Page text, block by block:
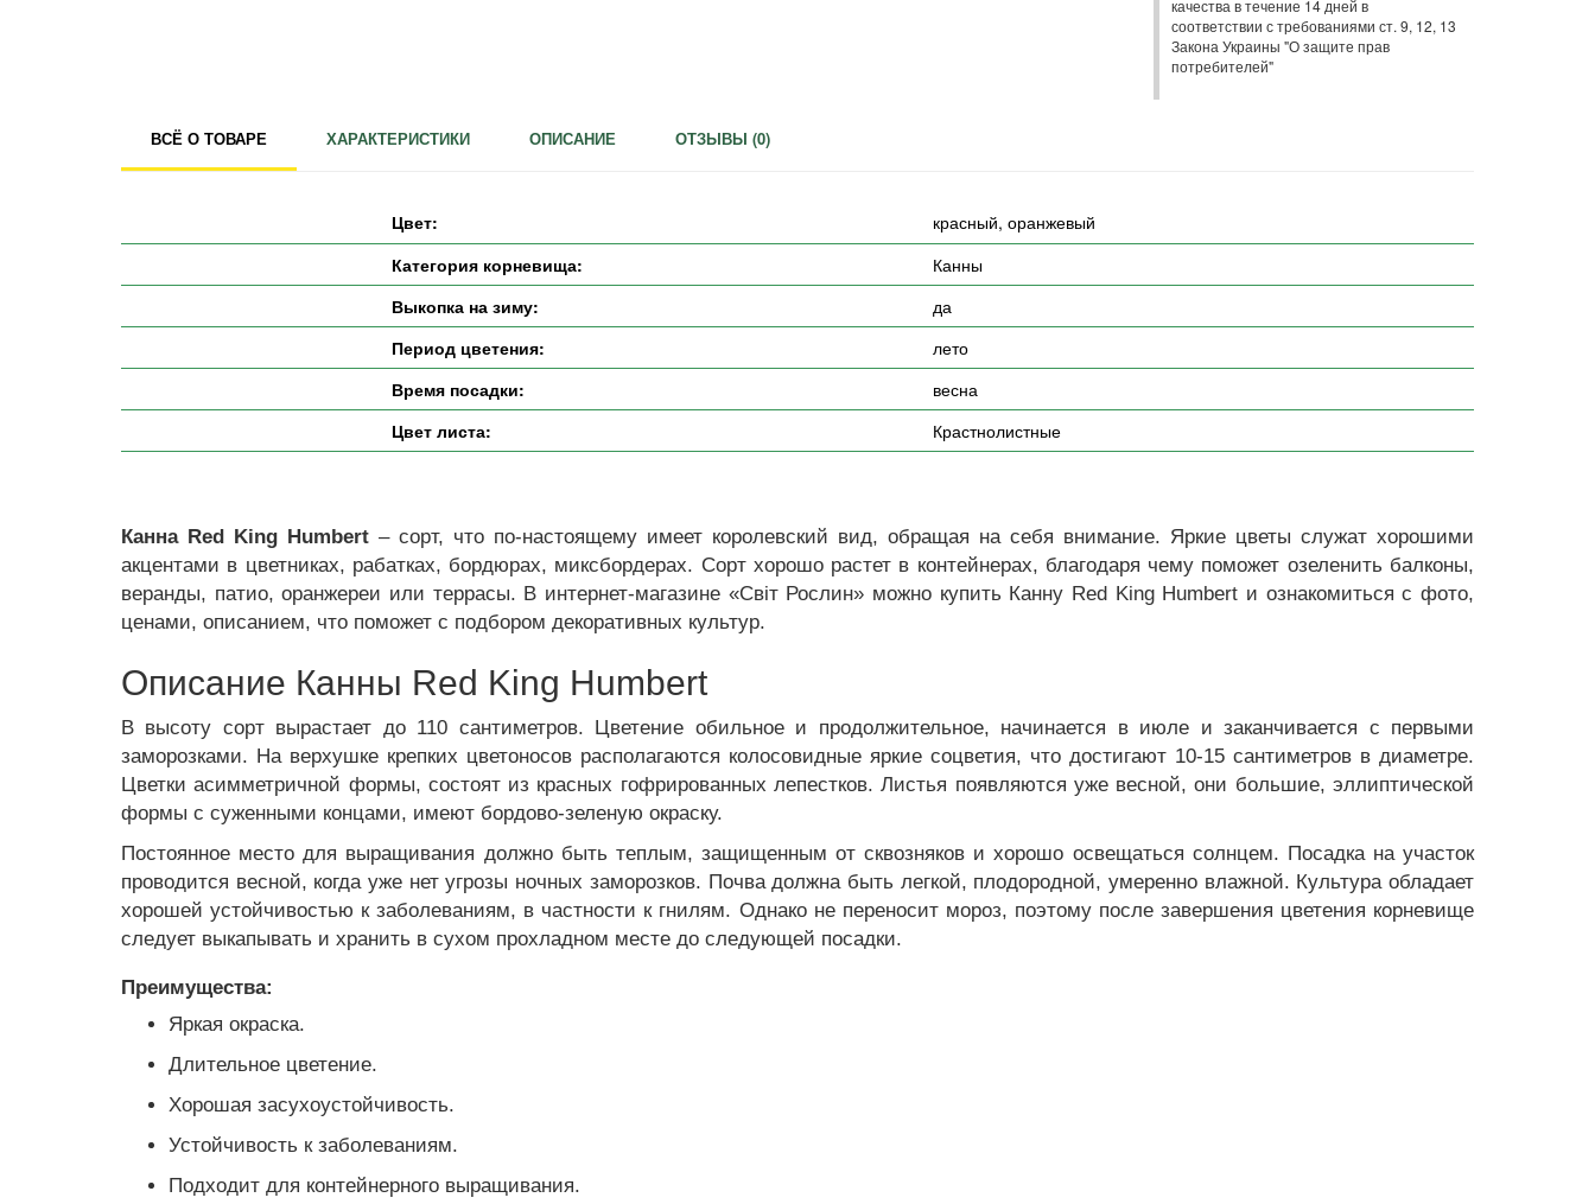
качества в течение 14 дней в
соответствии с требованиями ст. 9, 12, 13
Закона Украины "О защите прав
потребителей"
ВСЁ О ТОВАРЕ ХАРАКТЕРИСТИКИ ОПИСАНИЕ ОТЗЫВЫ (0)
Цвет:
красный, оранжевый
Категория корневища:
Канны
Выкопка на зиму:
да
Период цветения:
лето
Время посадки:
весна
Цвет листа:
Крастнолистные
Канна Red King Humbert – сорт, что по-настоящему имеет королевский вид, обращая на себя внимание. Яркие цветы служат хорошими
акцентами в цветниках, рабатках, бордюрах, миксбордерах. Сорт хорошо растет в контейнерах, благодаря чему поможет озеленить балконы,
веранды, патио, оранжереи или террасы. В интернет-магазине «Світ Рослин» можно купить Канну Red King Humbert и ознакомиться с фото,
ценами, описанием, что поможет с подбором декоративных культур.
Описание Канны Red King Humbert
В высоту сорт вырастает до 110 сантиметров. Цветение обильное и продолжительное, начинается в июле и заканчивается с первыми
заморозками. На верхушке крепких цветоносов располагаются колосовидные яркие соцветия, что достигают 10-15 сантиметров в диаметре.
Цветки асимметричной формы, состоят из красных гофрированных лепестков. Листья появляются уже весной, они большие, эллиптической
формы с суженными концами, имеют бордово-зеленую окраску.
Постоянное место для выращивания должно быть теплым, защищенным от сквозняков и хорошо освещаться солнцем. Посадка на участок
проводится весной, когда уже нет угрозы ночных заморозков. Почва должна быть легкой, плодородной, умеренно влажной. Культура обладает
хорошей устойчивостью к заболеваниям, в частности к гнилям. Однако не переносит мороз, поэтому после завершения цветения корневище
следует выкапывать и хранить в сухом прохладном месте до следующей посадки.
Преимущества:
Яркая окраска.
Длительное цветение.
Хорошая засухоустойчивость.
Устойчивость к заболеваниям.
Подходит для контейнерного выращивания.